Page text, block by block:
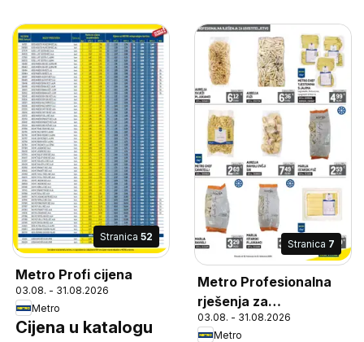
Stranica 52
Metro Profi cijena
03.08. - 31.08.2026
Metro
Cijena u katalogu
Stranica 7
Metro Profesionalna
rješenja za
ugostiteljstvo
03.08. - 31.08.2026
Metro